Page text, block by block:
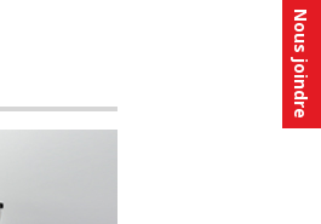
Nous joindre